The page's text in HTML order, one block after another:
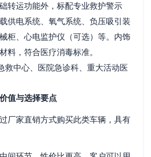
础转运功能外，标配专业救护警示
供电系统、氧气系统、负压吸引装
柜、心电监护仪（可选）等。内饰
料，符合医疗消毒标准。
救中心、医院急诊科、重大活动医
值与选择要点
厂家直销方式购买此类车辆，具有